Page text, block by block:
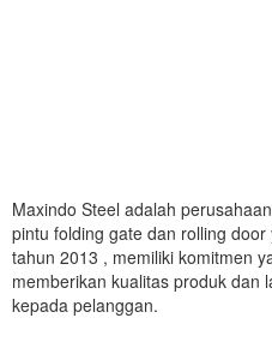
Maxindo Steel adalah
pintu folding gate dan rolling
tahun 2013 , memiliki komitmen
memberikan kualitas produk dan
kepada pelanggan.